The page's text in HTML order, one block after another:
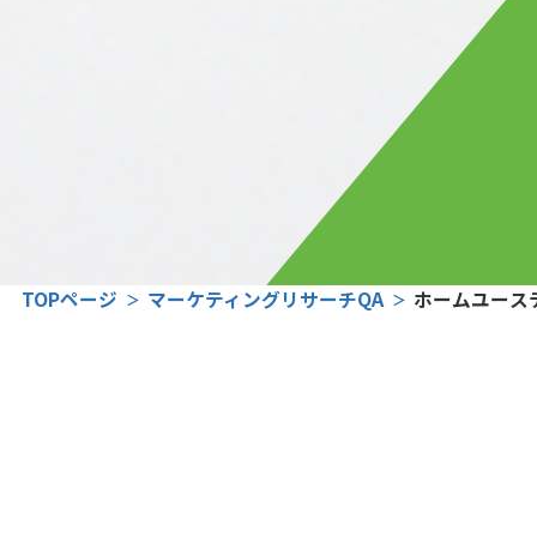
TOPページ マーケティングリサーチQA ホームユース